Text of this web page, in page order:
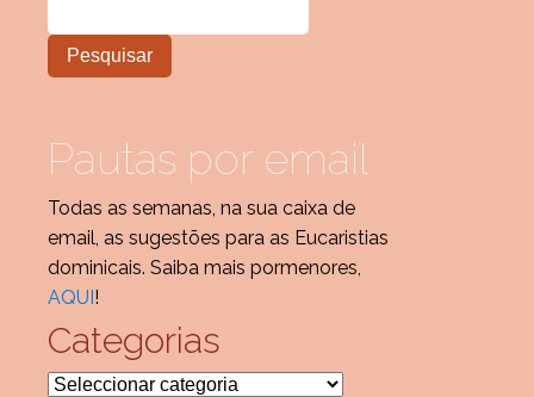
Pautas por email
Todas as semanas, na sua caixa de
email, as sugestões para as Eucaristias
dominicais. Saiba mais pormenores,
AQUI !
Categorias
Categorias